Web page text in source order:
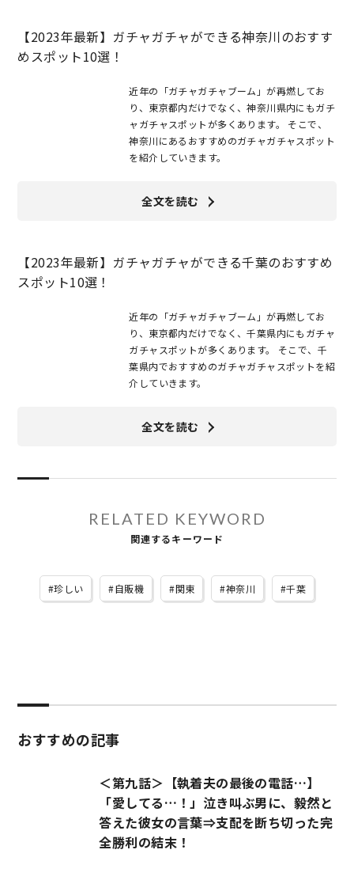
【2023年最新】ガチャガチャができる神奈川のおすす
めスポット10選！
近年の「ガチャガチャブーム」が再燃してお
り、東京都内だけでなく、神奈川県内にもガチ
ャガチャスポットが多くあります。 そこで、
神奈川にあるおすすめのガチャガチャスポット
を紹介していきます。
全文を読む
【2023年最新】ガチャガチャができる千葉のおすすめ
スポット10選！
近年の「ガチャガチャブーム」が再燃してお
り、東京都内だけでなく、千葉県内にもガチャ
ガチャスポットが多くあります。 そこで、千
葉県内でおすすめのガチャガチャスポットを紹
介していきます。
全文を読む
RELATED KEYWORD
関連するキーワード
珍しい 自販機 関東 神奈川 千葉
おすすめの記事
＜第九話＞【執着夫の最後の電話…】
「愛してる…！」泣き叫ぶ男に、毅然と
答えた彼女の言葉⇒支配を断ち切った完
全勝利の結末！